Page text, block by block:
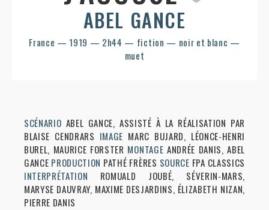
ABEL GANCE
France — 1919 — 2h44 — fiction — noir et blanc —
muet
SCÉNARIO ABEL GANCE, ASSISTÉ À LA RÉALISATION PAR
BLAISE CENDRARS IMAGE MARC BUJARD, LÉONCE-HENRI
BUREL, MAURICE FORSTER MONTAGE ANDRÉE DANIS, ABEL
GANCE PRODUCTION PATHÉ FRÈRES SOURCE FPA CLASSICS
INTERPRÉTATION
ROMUALD JOUBÉ, SÉVERIN-MARS,
MARYSE DAUVRAY, MAXIME DESJARDINS, ÉLIZABETH NIZAN,
PIERRE DANIS